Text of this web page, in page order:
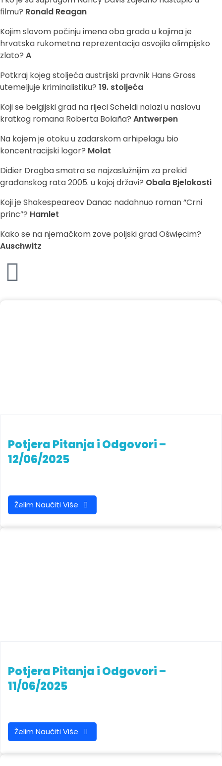
filmu? Ronald Reagan
Kojim slovom počinju imena oba grada u kojima je
hrvatska rukometna reprezentacija osvojila olimpijsko
zlato? A
Potkraj kojeg stoljeća austrijski pravnik Hans Gross
utemeljuje kriminalistiku? 19. stoljeća
Koji se belgijski grad na rijeci Scheldi nalazi u naslovu
kratkog romana Roberta Bolaña? Antwerpen
Na kojem je otoku u zadarskom arhipelagu bio
koncentracijski logor? Molat
Didier Drogba smatra se najzaslužnijim za prekid
građanskog rata 2005. u kojoj državi? Obala Bjelokosti
Koji je Shakespeareov Danac nadahnuo roman “Crni
princ”? Hamlet
Kako se na njemačkom zove poljski grad Oświęcim?
Auschwitz
Potjera Pitanja i Odgovori –
12/06/2025
Želim Naučiti Više
Potjera Pitanja i Odgovori –
11/06/2025
Želim Naučiti Više